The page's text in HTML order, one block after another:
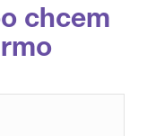
chcem